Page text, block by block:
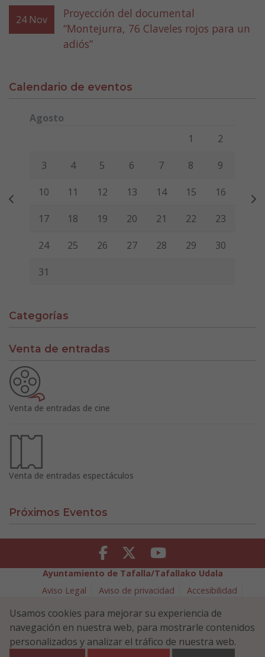
24 Nov
Proyección del documental
“Montejurra, 76 Claveles rojos para un
adiós”
Calendario de eventos
Agosto
Viernes Sábado
1 2
3 4 5 6 7 8 9
10 11 12 13 14 15 16
17 18 19 20 21 22 23
24 25 26 27 28 29 30
31
Categorías
Venta de entradas
Venta de entradas de cine
Venta de entradas espectáculos
Próximos Eventos
Facebook Twitter Youtube
Ayuntamiento de Tafalla/Tafallako Udala
Aviso Legal
Aviso de privacidad
Accesibilidad
Política de Seguridad de la Información
Plaza Navarra 5 - 31300 Tafalla (NAVARRA)
948 70 18 11
ayuntamiento@tafalla.es
Usamos cookies para mejorar su experiencia de
navegación en nuestra web, para mostrarle contenidos
personalizados y analizar el tráfico de nuestra web.